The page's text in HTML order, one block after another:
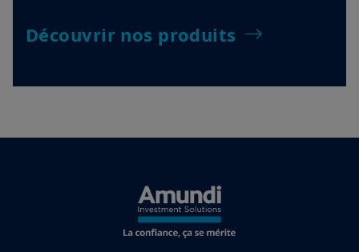
Découvrir nos produits